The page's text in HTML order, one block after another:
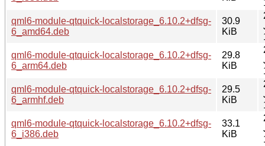
qml6-module-qtquick-localstorage_6.10.2+dfsg-
6_amd64.deb
30.9
KiB
qml6-module-qtquick-localstorage_6.10.2+dfsg-
6_arm64.deb
29.8
KiB
qml6-module-qtquick-localstorage_6.10.2+dfsg-
6_armhf.deb
29.5
KiB
qml6-module-qtquick-localstorage_6.10.2+dfsg-
6_i386.deb
33.1
KiB